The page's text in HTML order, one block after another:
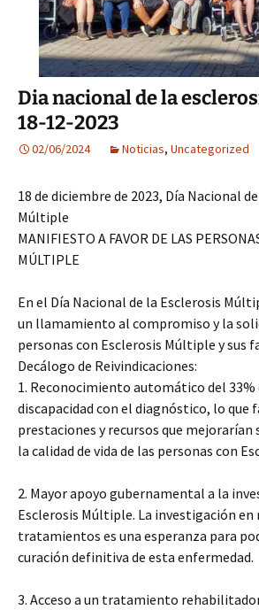
Dia nacional de la
18-12-2023
02/06/2024 Noticias, Uncategorized
18 de diciembre de 2023, Día Nacional
Múltiple
MANIFIESTO A FAVOR DE LAS
MÚLTIPLE
En el Día Nacional de la Esclerosis
un llamamiento al compromiso y la
personas con Esclerosis Múltiple y sus
Decálogo de Reivindicaciones:
1. Reconocimiento automático del 33%
discapacidad con el diagnóstico, lo que
prestaciones y recursos que
la calidad de vida de las personas con
2. Mayor apoyo gubernamental a la
Esclerosis Múltiple. La investigación en
tratamientos es una esperanza para
curación definitiva de esta enfermedad.
3. Acceso a un tratamiento